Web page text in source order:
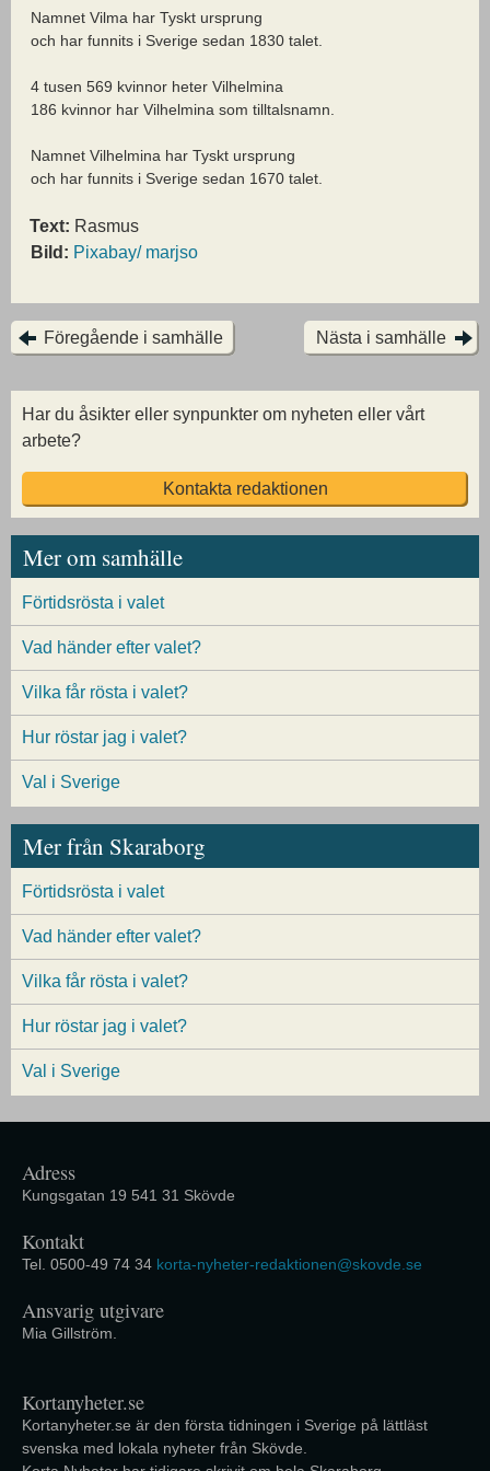
Namnet Vilma har Tyskt ursprung
och har funnits i Sverige sedan 1830 talet.
4 tusen 569 kvinnor heter Vilhelmina
186 kvinnor har Vilhelmina som tilltalsnamn.
Namnet Vilhelmina har Tyskt ursprung
och har funnits i Sverige sedan 1670 talet.
Text: Rasmus
Bild: Pixabay/ marjso
Föregående i samhälle Nästa i samhälle
Har du åsikter eller synpunkter om nyheten eller vårt
arbete?
Kontakta redaktionen
Mer om samhälle
Förtidsrösta i valet
Vad händer efter valet?
Vilka får rösta i valet?
Hur röstar jag i valet?
Val i Sverige
Mer från Skaraborg
Förtidsrösta i valet
Vad händer efter valet?
Vilka får rösta i valet?
Hur röstar jag i valet?
Val i Sverige
Adress
Kungsgatan 19 541 31 Skövde
Kontakt
Tel. 0500-49 74 34 korta-nyheter-redaktionen@skovde.se
Ansvarig utgivare
Mia Gillström.
Kortanyheter.se
Kortanyheter.se är den första tidningen i Sverige på lättläst
svenska med lokala nyheter från Skövde.